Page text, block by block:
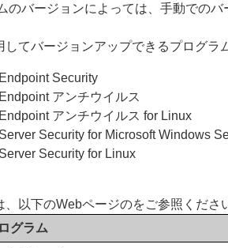
のバージョンによっては、手動での
してバージョンアップできるプログラ
Security
アンチウイルス
アンチウイルス for Linux
Security for Microsoft Windows
Security for Linux
、以下のWebページのをご参照くださ
グラム